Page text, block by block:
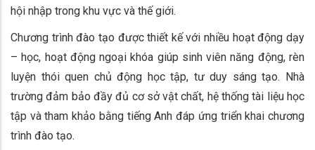
hội nhập trong khu vực và thế giới.
Chương trình đào tạo được thiết kế với nhiều hoạt động dạy
– học, hoạt động ngoại khóa giúp sinh viên năng động, rèn
luyện thói quen chủ động học tập, tư duy sáng tạo. Nhà
trường đảm bảo đầy đủ cơ sở vật chất, hệ thống tài liệu học
tập và tham khảo bằng tiếng Anh đáp ứng triển khai chương
trình đào tạo.